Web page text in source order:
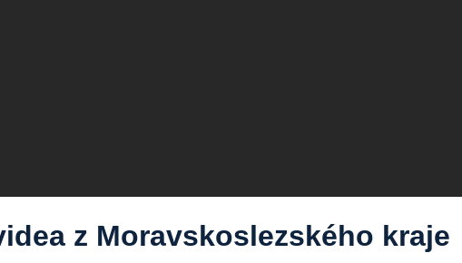
z Moravskoslezského kraje